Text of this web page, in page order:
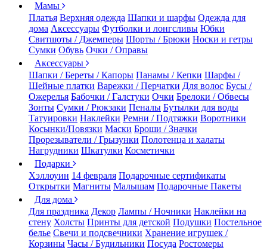
Мамы
Платья Верхняя одежда Шапки и шарфы Одежда для
дома Аксессуары Футболки и лонгсливы Юбки
Свитшоты / Джемперы Шорты / Брюки Носки и гетры
Сумки Обувь Очки / Оправы
Аксессуары
Шапки / Береты / Капоры Панамы / Кепки Шарфы /
Шейные платки Варежки / Перчатки Для волос Бусы /
Ожерелья Бабочки / Галстуки Очки Брелоки / Обвесы
Зонты Сумки / Рюкзаки Пеналы Бутылки для воды
Татуировки Наклейки Ремни / Подтяжки Воротники
Косынки/Повязки Маски Броши / Значки
Прорезыватели / Грызунки Полотенца и халаты
Нагрудники Шкатулки Косметички
Подарки
Хэллоуин 14 февраля Подарочные сертификаты
Открытки Магниты Малышам Подарочные Пакеты
Для дома
Для праздника Декор Лампы / Ночники Наклейки на
стену Холсты Принты для детской Подушки Постельное
белье Свечи и подсвечники Хранение игрушек /
Корзины Часы / Будильники Посуда Ростомеры